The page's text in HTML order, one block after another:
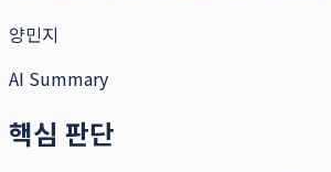
양민지
AI Summary
핵심 판단